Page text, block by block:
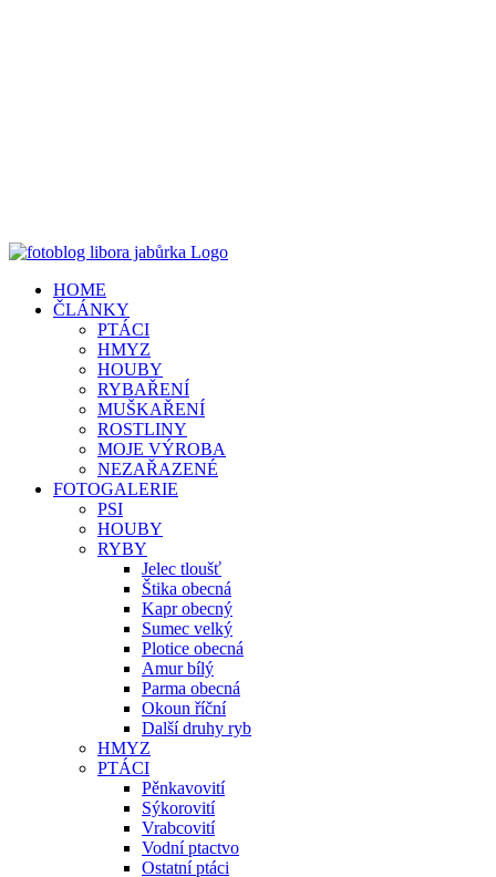
HOME
ČLÁNKY
PTÁCI
HMYZ
HOUBY
RYBAŘENÍ
MUŠKAŘENÍ
ROSTLINY
MOJE VÝROBA
NEZAŘAZENÉ
FOTOGALERIE
PSI
HOUBY
RYBY
Jelec tloušť
Štika obecná
Kapr obecný
Sumec velký
Plotice obecná
Amur bílý
Parma obecná
Okoun říční
Další druhy ryb
HMYZ
PTÁCI
Pěnkavovití
Sýkorovití
Vrabcovití
Vodní ptactvo
Ostatní ptáci